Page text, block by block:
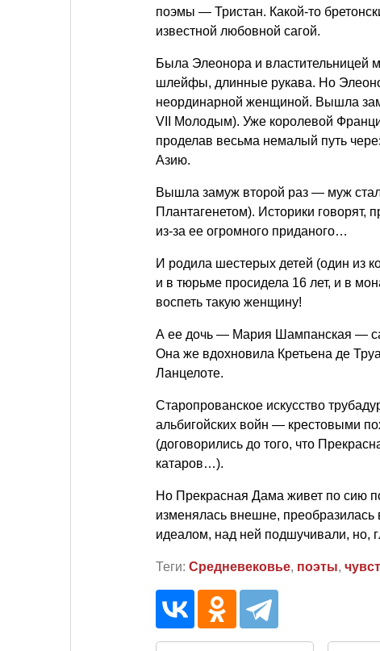
поэмы — Тристан. Какой-то
известной любовной сагой.
Была Элеонора и властительницей
шлейфы, длинные рукава. Но
неординарной женщиной. Вышла
VII Молодым). Уже королевой
проделав весьма немалый путь
Азию.
Вышла замуж второй раз — муж
Плантагенетом). Историки говорят,
из-за ее огромного приданого…
И родила шестерых детей (один из
и в тюрьме просидела 16 лет, и в
воспеть такую женщину!
А ее дочь — Мария Шампанская —
Она же вдохновила Кретьена де
Ланцелоте.
Старопрованское искусство
альбигойских войн — крестовыми
(договорились до того, что
катаров…).
Но Прекрасная Дама живет по сию
изменялась внешне, преобразилась
идеалом, над ней подшучивали, но,
Теги: Средневековье, поэты,